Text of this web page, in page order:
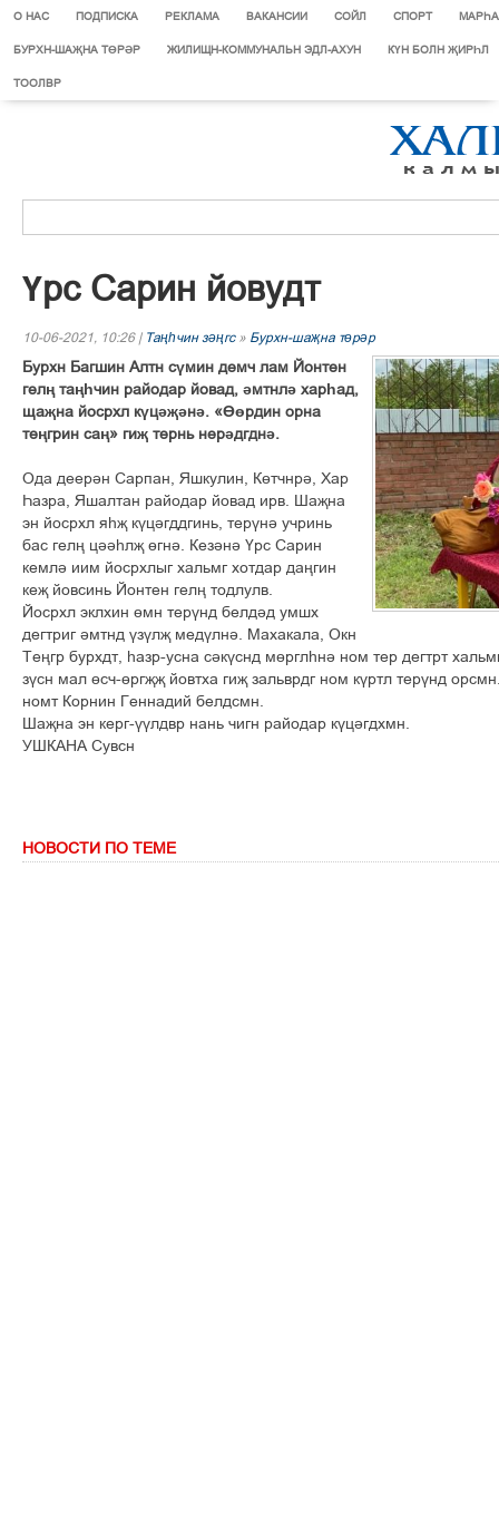
О НАС ПОДПИСКА РЕКЛАМА ВАКАНСИИ СОЙЛ СПОРТ
БУРХН-ШАҖНА ТӨРӘР ЖИЛИЩН-КОММУНАЛЬН ЭДЛ-АХУН КҮН БОЛН ҖИРҺЛ
ТООЛВР
Үрс Сарин йовудт
10-06-2021, 10:26 | Таңһчин зәңгс» Бурхн-шаҗна төрәр
Бурхн Багшин Алтн сүмин демч лам Йонтен
гелң таңһчин райодар йовад, әмтнлә харһад,
щаҗна йосрхл күцәҗәнә. «Өөрдин орна
теңгрин саң» гиҗ тернь нерәдгднә.
Ода деерән Сарпан, Яшкулин, Көтчнрә, Хар
Һазра, Яшалтан райодар йовад ирв. Шаҗна
эн йосрхл яһҗ күцәгддгинь, терүнә учринь
бас гелң цәәһлҗ өгнә. Кезәнә Үрс Сарин
кемлә иим йосрхлыг хальмг хотдар даңгин
кеҗ йовсинь Йонтен гелң тодлулв.
Йосрхл эклхин өмн терүнд белдәд умшх
дегтриг әмтнд үзүлҗ медүлнә. Махакала, Окн
Теңгр бурхдт, һазр-усна сәкүснд мөрглһнә ном тер дегтрт
зүсн мал өсч-өргҗҗ йовтха гиҗ зальврдг ном күртл терүнд
номт Корнин Геннадий белдсмн.
Шаҗна эн керг-үүлдвр нань чигн райодар күцәгдхмн.
УШКАНА Сувсн
НОВОСТИ ПО ТЕМЕ